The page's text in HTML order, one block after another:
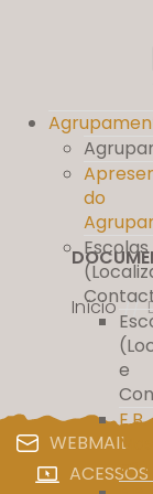
do
Escolas
e
E.B.
nº 1
Início //
WEBMAIL